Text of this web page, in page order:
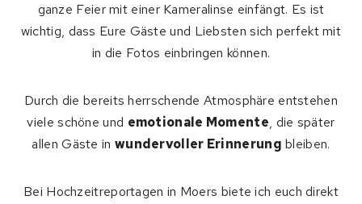
ganze Feier mit einer Kameralinse einfängt. Es ist
wichtig, dass Eure Gäste und Liebsten sich perfekt mit
in die Fotos einbringen können.
Durch die bereits herrschende Atmosphäre entstehen
viele schöne und emotionale Momente, die später
allen Gäste in wundervoller Erinnerung bleiben.
Bei Hochzeitreportagen in Moers biete ich euch direkt